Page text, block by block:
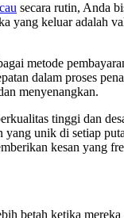
secara rutin, Anda
yang keluar adalah
metode
dalam proses
menyenangkan.
tinggi dan
unik di setiap
kesan yang
betah ketika